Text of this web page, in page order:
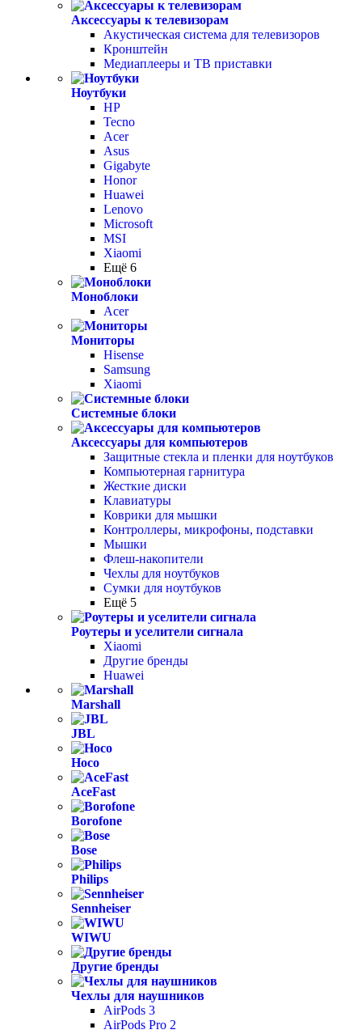
Аксессуары к телевизорам
Акустическая система для телевизоров
Кронштейн
Медиаплееры и ТВ приставки
Ноутбуки
HP
Tecno
Acer
Asus
Gigabyte
Honor
Huawei
Lenovo
Microsoft
MSI
Xiaomi
Ещё 6
Моноблоки
Acer
Мониторы
Hisense
Samsung
Xiaomi
Системные блоки
Аксессуары для компьютеров
Защитные стекла и пленки для ноутбуков
Компьютерная гарнитура
Жесткие диски
Клавиатуры
Коврики для мышки
Контроллеры, микрофоны, подставки
Мышки
Флеш-накопители
Чехлы для ноутбуков
Сумки для ноутбуков
Ещё 5
Роутеры и уселители сигнала
Xiaomi
Другие бренды
Huawei
Marshall
JBL
Hoco
AceFast
Borofone
Bose
Philips
Sennheiser
WIWU
Другие бренды
Чехлы для наушников
AirPods 3
AirPods Pro 2